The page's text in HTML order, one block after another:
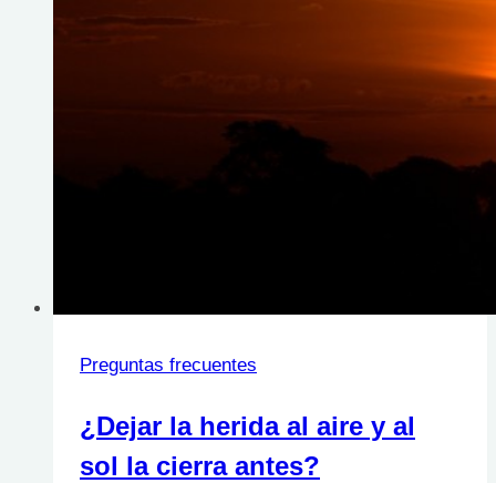
Preguntas frecuentes
¿Dejar la herida al aire y al
sol la cierra antes?